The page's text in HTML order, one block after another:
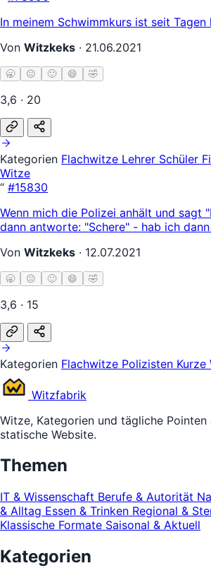
In meinem Schwimmkurs ist seit
Von Witzkeks · 21.06.2021
🥱 😐 🙂 😄 🤣
3,6 · 20
Kategorien Flachwitze Lehrer Schüler
Witze
“ #15830
Wenn mich die Polizei anhält und sagt
dann antworte: "Schere" - hab ich
Von Witzkeks · 12.07.2021
🥱 😐 🙂 😄 🤣
3,6 · 15
Kategorien Flachwitze Polizisten Kurze
Witzfabrik
Witze, Kategorien und tägliche Pointen
statische Website.
Themen
IT & Wissenschaft Berufe & Autorität
& Alltag Essen & Trinken Regional &
Klassische Formate Saisonal & Aktuell
Kategorien